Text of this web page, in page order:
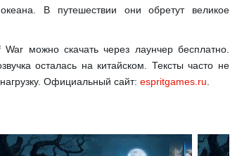
В путешествии они обретут великое
можно скачать через лаунчер бесплатно.
осталась на китайском. Тексты часто не
Официальный сайт: espritgames.ru